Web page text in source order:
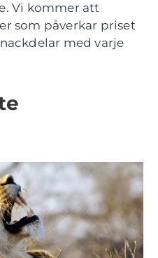
Vi kommer att
som påverkar priset
med varje